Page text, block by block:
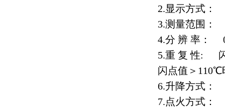
2.显示方式：
3.测量范围
4.分 辨 率：
5.重 复 性:
闪点值＞
6.升降方式：
7.点火方式